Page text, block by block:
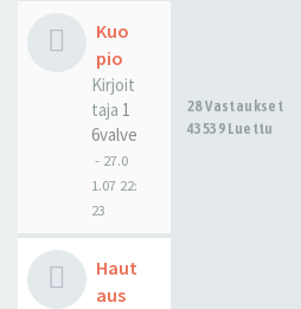
Kuo
pio
Kirjoit
taja 1
6valve
- 27.0
1.07 22:
23
28 Vastaukset
43539 Luettu
Haut
aus